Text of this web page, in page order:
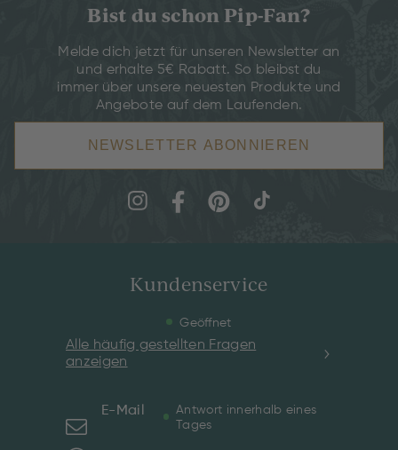
Bist du schon Pip-Fan?
Melde dich jetzt für unseren Newsletter an
und erhalte 5€ Rabatt. So bleibst du
immer über unsere neuesten Produkte und
Angebote auf dem Laufenden.
NEWSLETTER ABONNIEREN
Kundenservice
Geöffnet
Alle häufig gestellten Fragen
anzeigen
E-Mail
Antwort innerhalb eines
Tages